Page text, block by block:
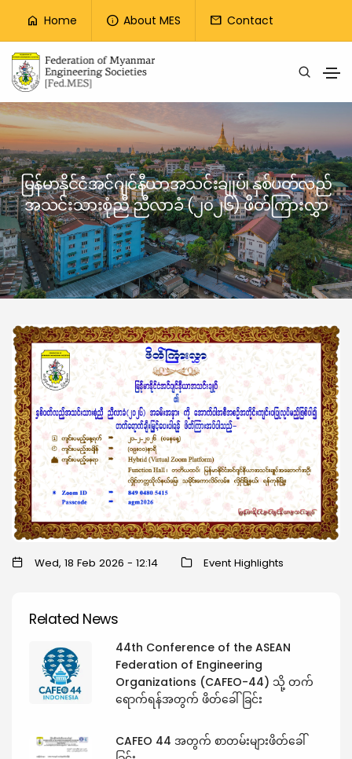
Top Menu
home Home info About MES mail Contact
Skip to main content
မြန်မာနိုင်ငံအင်ဂျင်နီယာအသင်းချုပ်၊ နှစ်ပတ်လည်
အသင်းသားစုံညီ ညီလာခံ (၂၀၂၆) ဖိတ်ကြားလွှာ
Wed, 18 Feb 2026 - 12:14 Event Highlights
Related News
44th Conference of the ASEAN
Federation of Engineering
Organizations (CAFEO-44) သို့ တက်
ရောက်ရန်အတွက် ဖိတ်ခေါ်ခြင်း
CAFEO 44 အတွက် စာတမ်းများဖိတ်ခေါ်